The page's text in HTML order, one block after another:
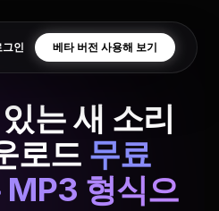
그인 베타 버전 사용해 보기
는 새 소리
로드 무료
MP3 형식으